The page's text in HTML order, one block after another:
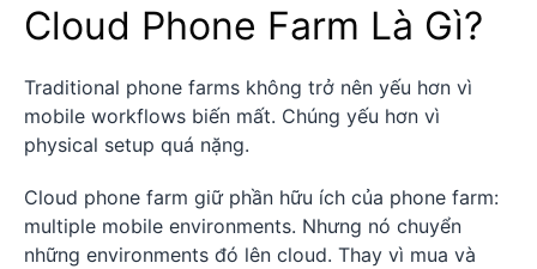
Cloud Phone Farm Là Gì?
Traditional phone farms không trở nên yếu hơn vì
mobile workflows biến mất. Chúng yếu hơn vì
physical setup quá nặng.
Cloud phone farm giữ phần hữu ích của phone farm:
multiple mobile environments. Nhưng nó chuyển
những environments đó lên cloud. Thay vì mua và